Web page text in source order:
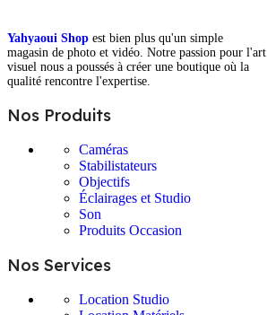
Yahyaoui Shop est bien plus qu'un simple
magasin de photo et vidéo. Notre passion pour l'art
visuel nous a poussés à créer une boutique où la
qualité rencontre l'expertise.
Nos Produits
Caméras
Stabilistateurs
Objectifs
Éclairages et Studio
Son
Produits Occasion
Nos Services
Location Studio